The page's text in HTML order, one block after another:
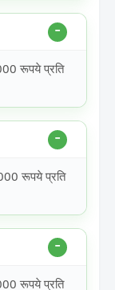
रूपये प्रति
रूपये प्रति
रूपये प्रति